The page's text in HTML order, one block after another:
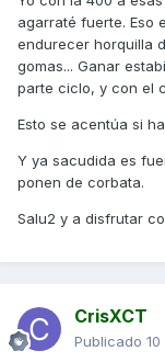
agarraté fuerte. Eso
endurecer horquilla
gomas... Ganar
parte ciclo, y con el
Esto se acentúa si
Y ya sacudida es
ponen de corbata.
Salu2 y a disfrutar
CrisXCT
Publicado